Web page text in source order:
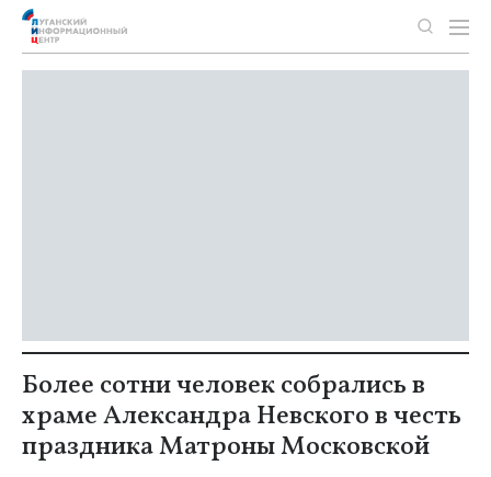
Более сотни человек собрались в
храме Александра Невского в честь
праздника Матроны Московской